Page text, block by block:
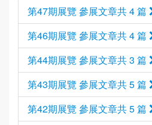
第47期展覽 參展文章共 4 篇
第46期展覽 參展文章共 4 篇
第44期展覽 參展文章共 3 篇
第43期展覽 參展文章共 5 篇
第42期展覽 參展文章共 5 篇